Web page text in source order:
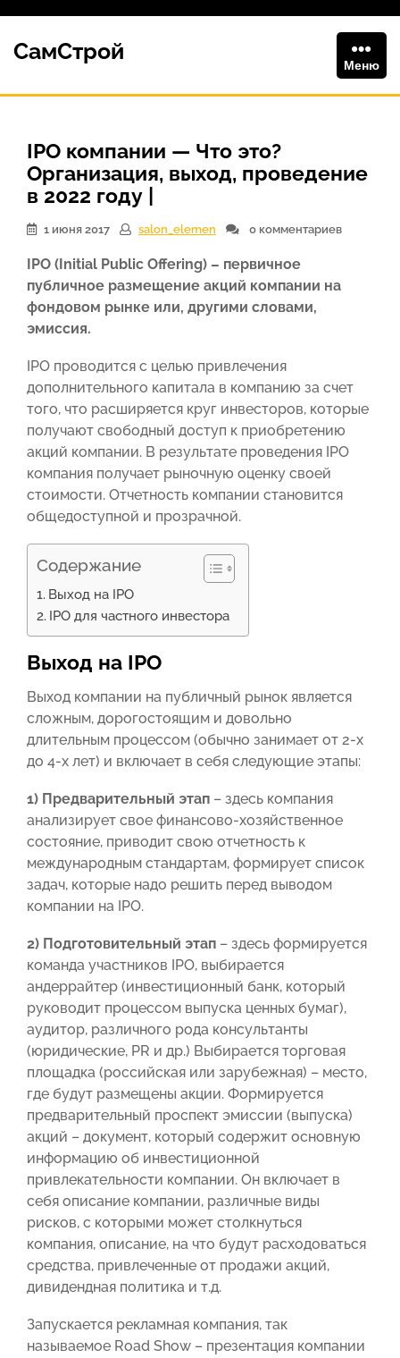
содержимому
СамСтрой
Меню
IPO компании — Что это?
Организация, выход, проведение
в 2022 году |
1 июня 2017 salon_elemen 0 комментариев
IPO (Initial Public Offering) – первичное
публичное размещение акций компании на
фондовом рынке или, другими словами,
эмиссия.
IPO проводится с целью привлечения
дополнительного капитала в компанию за счет
того, что расширяется круг инвесторов, которые
получают свободный доступ к приобретению
акций компании. В результате проведения IPO
компания получает рыночную оценку своей
стоимости. Отчетность компании становится
общедоступной и прозрачной.
Содержание
Выход на IPO
IPO для частного инвестора
Выход на IPO
Выход компании на публичный рынок является
сложным, дорогостоящим и довольно
длительным процессом (обычно занимает от 2-х
до 4-х лет) и включает в себя следующие этапы:
1) Предварительный этап – здесь компания
анализирует свое финансово-хозяйственное
состояние, приводит свою отчетность к
международным стандартам, формирует список
задач, которые надо решить перед выводом
компании на IPO.
2) Подготовительный этап – здесь формируется
команда участников IPO, выбирается
андеррайтер (инвестиционный банк, который
руководит процессом выпуска ценных бумаг),
аудитор, различного рода консультанты
(юридические, PR и др.) Выбирается торговая
площадка (российская или зарубежная) – место,
где будут размещены акции. Формируется
предварительный проспект эмиссии (выпуска)
акций – документ, который содержит основную
информацию об инвестиционной
привлекательности компании. Он включает в
себя описание компании, различные виды
рисков, с которыми может столкнуться
компания, описание, на что будут расходоваться
средства, привлеченные от продажи акций,
дивидендная политика и т.д.
Запускается рекламная компания, так
называемое Road Show – презентация компании